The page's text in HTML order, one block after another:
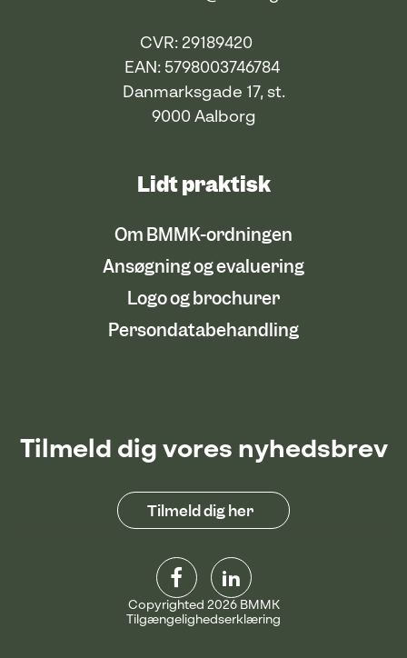
CVR: 29189420
EAN: 5798003746784
Danmarksgade 17, st.
9000 Aalborg
Lidt praktisk
Om BMMK-ordningen
Ansøgning og evaluering
Logo og brochurer
Persondatabehandling
Tilmeld dig vores nyhedsbrev
Tilmeld dig her
Copyrighted 2026 BMMK
Tilgængelighedserklæring